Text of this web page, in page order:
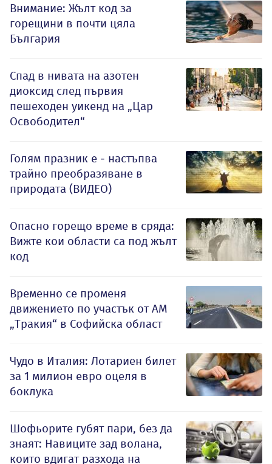
Внимание: Жълт код за
горещини в почти цяла
България
Спад в нивата на азотен
диоксид след първия
пешеходен уикенд на „Цар
Освободител“
Голям празник е - настъпва
трайно преобразяване в
природата (ВИДЕО)
Опасно горещо време в сряда:
Вижте кои области са под жълт
код
Временно се променя
движението по участък от АМ
„Тракия“ в Софийска област
Чудо в Италия: Лотариен билет
за 1 милион евро оцеля в
боклука
Шофьорите губят пари, без да
знаят: Навиците зад волана,
които вдигат разхода на